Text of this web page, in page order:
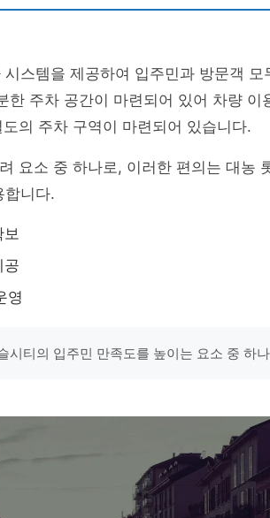
스템을 제공하여 입주민과 방문객 모
한 주차 공간이 마련되어 있어 차량 이
의 주차 구역이 마련되어 있습니다.
요소 중 하나로, 이러한 편의는 대농
합니다.
보
공
영
시티의 입주민 만족도를 높이는 요소 중 하